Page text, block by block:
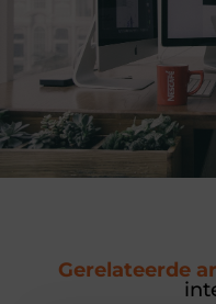
Gerelateerde